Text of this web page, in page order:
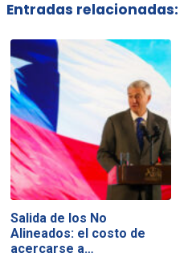
Entradas relacionadas:
Salida de los No
Alineados: el costo de
acercarse a…